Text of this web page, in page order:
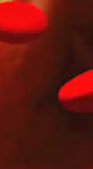
يمكن أن يكون مرتبطًا
الخبيثة، أو تأثيرات
ما يلي:
الرخوة دون
مختلفة نتيجة
على شكل دم في